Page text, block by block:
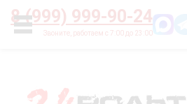
8 (999) 999-90-24
УСЛУГИ
Главная О нас Цены